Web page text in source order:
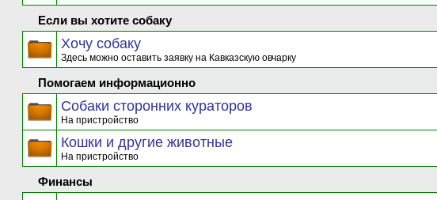
Если вы хотите собаку
Хочу собаку
Здесь можно оставить заявку на Кавказскую овчарку
Помогаем информационно
Собаки сторонних кураторов
На пристройство
Кошки и другие животные
На пристройство
Финансы